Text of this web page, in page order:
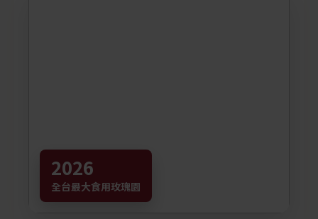
2026
全台最大食用玫瑰園